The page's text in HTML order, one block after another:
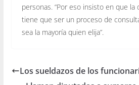
personas. “Por eso insisto en que la
tiene que ser un proceso de
sea la mayoría quien elija”.
Los sueldazos de los